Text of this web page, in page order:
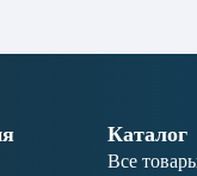
Каталог
Все